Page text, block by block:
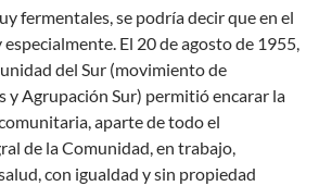
fermentales, se podría decir que en el
El 20 de agosto de 1955,
del Sur (movimiento de
y Agrupación Sur) permitió encarar la
aparte de todo el
de la Comunidad, en trabajo,
con igualdad y sin propiedad